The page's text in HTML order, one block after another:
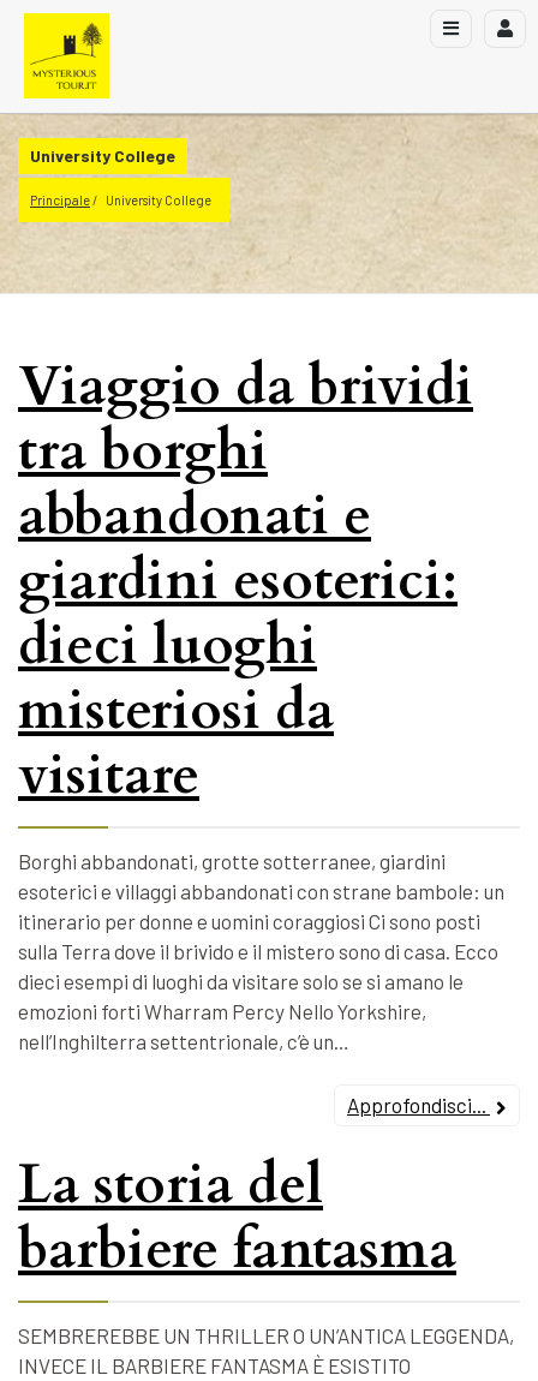
University College
Principale University College
Viaggio da brividi
tra borghi
abbandonati e
giardini esoterici:
dieci luoghi
misteriosi da
visitare
Borghi abbandonati, grotte sotterranee, giardini
esoterici e villaggi abbandonati con strane bambole: un
itinerario per donne e uomini coraggiosi Ci sono posti
sulla Terra dove il brivido e il mistero sono di casa. Ecco
dieci esempi di luoghi da visitare solo se si amano le
emozioni forti Wharram Percy Nello Yorkshire,
nell’Inghilterra settentrionale, c’è un…
Approfondisci...
La storia del
barbiere fantasma
SEMBREREBBE UN THRILLER O UN’ANTICA LEGGENDA,
INVECE IL BARBIERE FANTASMA È ESISTITO